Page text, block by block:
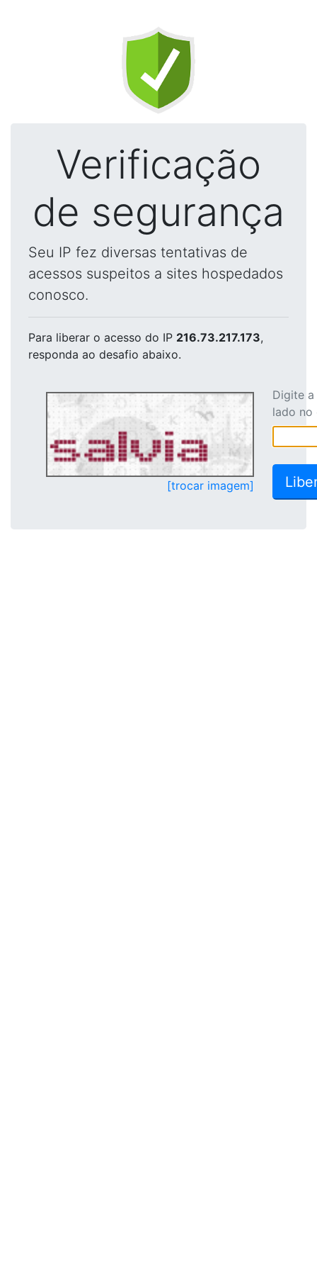
Verificação
de segurança
Seu IP fez diversas tentativas de
acessos suspeitos a sites hospedados
conosco.
Para liberar o acesso do IP 216.73.217.173,
responda ao desafio abaixo.
[trocar imagem]
Digite
lado no